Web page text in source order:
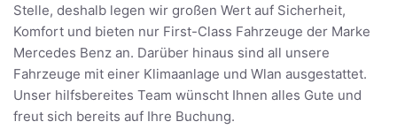
Stelle, deshalb legen wir großen Wert auf Sicherheit,
Komfort und bieten nur First-Class Fahrzeuge der Marke
Mercedes Benz an. Darüber hinaus sind all unsere
Fahrzeuge mit einer Klimaanlage und Wlan ausgestattet.
Unser hilfsbereites Team wünscht Ihnen alles Gute und
freut sich bereits auf Ihre Buchung.